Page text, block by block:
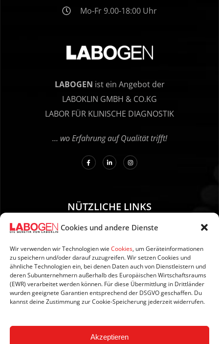
Cookies und andere Dienste
Wir verwenden wir Technologien wie Cookies, um Geräteinformationen
zu speichern und/oder darauf zuzugreifen. Wir setzen Cookies und
ähnliche Technologien ein, bei denen Daten auch von Dienstleistern und
deren Subunternehmern außerhalb des Europäischen Wirtschaftsraums
(EWR) verarbeitet werden können. Für diese Übermittlung in Drittländer
wurden geeignete Garantien entsprechend der DSGVO geschaffen. Du
kannst deine Zustimmung zur Cookie-Speicherung jederzeit widerrufen.
Akzeptieren
Mo-Fr 9.00-18:00 Uhr
LABOGEN ist ein Angebot der
LABOKLIN GMBH & CO.KG
LABOR FÜR KLINISCHE DIAGNOSTIK
… wo Erfahrung auf Qualität trifft!
NÜTZLICHE LINKS
01. Anleitung zur Probenentnahme
02. Versand und Zahlung
03. Impressum
04. Datenschutzerklärung
05. AGB’s
06. Widerrufsbelehrung